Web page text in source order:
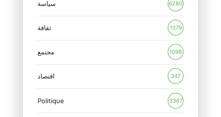
الاقتطاع الآلي لفائدة الاتحاد
هل أتعاطف مع أحمد السعيداني ؟
06/02/2026
رئيس الجامعة والمبادرة التشريع
04/02/2026
سياسة 6280
ثقافة 1379
مجتمع 1098
اقتصاد 347
Politique 3367